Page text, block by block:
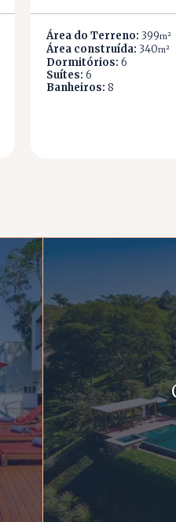
Área do Terreno: 399m²
Área construída: 340m²
Dormitórios: 6
Suítes: 6
Banheiros: 8